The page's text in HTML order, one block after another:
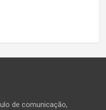
de comunicação,